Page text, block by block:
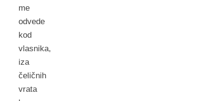
me
odvede
kod
vlasnika,
iza
čeličnih
vrata